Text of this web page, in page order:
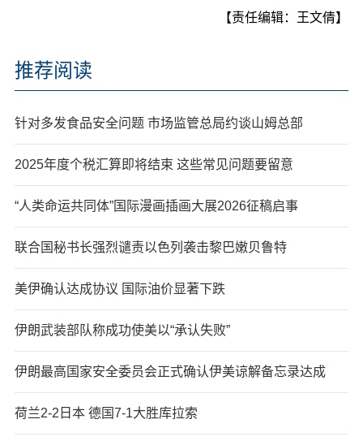
【责任编辑：王文倩】
推荐阅读
针对多发食品安全问题 市场监管总局约谈山姆总部
2025年度个税汇算即将结束 这些常见问题要留意
“人类命运共同体”国际漫画插画大展2026征稿启事
联合国秘书长强烈谴责以色列袭击黎巴嫩贝鲁特
美伊确认达成协议 国际油价显著下跌
伊朗武装部队称成功使美以“承认失败”
伊朗最高国家安全委员会正式确认伊美谅解备忘录达成
荷兰2-2日本 德国7-1大胜库拉索